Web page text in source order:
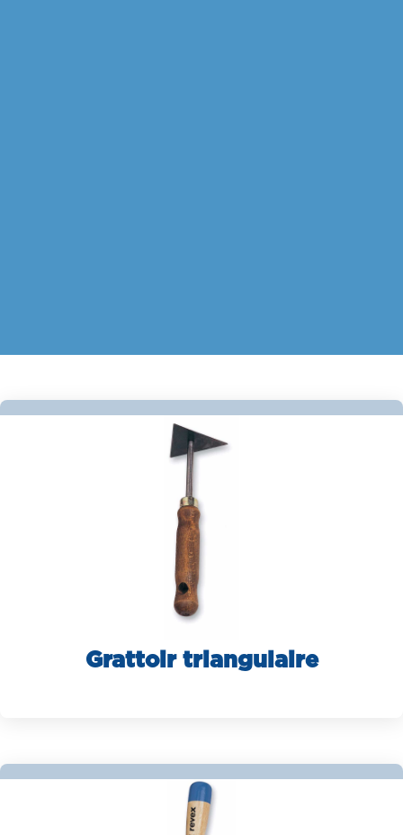
Grattoir triangulaire